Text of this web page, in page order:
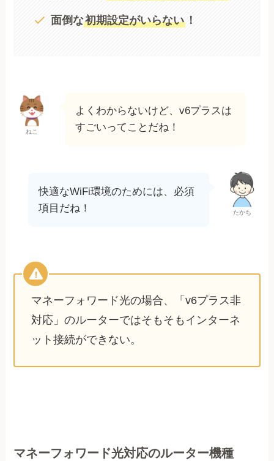
面倒な初期設定がいらない！
ねこ
よくわからないけど、v6プラスは
すごいってことだね！
たかち
快適なWiFi環境のためには、必須
項目だね！
マネーフォワード光の場合、「v6プラス非
対応」のルーターではそもそもインターネ
ット接続ができない。
マネーフォワード光対応のルーター機種